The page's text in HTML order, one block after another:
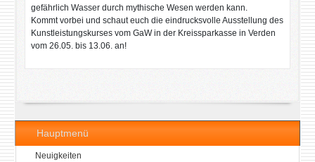
Hauptmenü
Neuigkeiten
gefährlich Wasser durch mythische Wesen werden kann.
Kommt vorbei und schaut euch die eindrucksvolle Ausstellung des
Kunstleistungskurses vom GaW in der Kreissparkasse in Verden
vom 26.05. bis 13.06. an!